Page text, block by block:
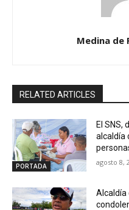
Medina de
RELATED ARTICLES
PORTADA
El SNS,
alcaldía
agosto 8,
Alcaldía